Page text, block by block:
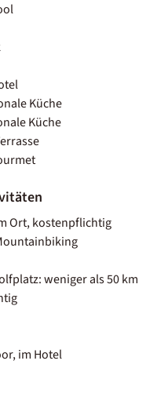
Küche
Küche
Ort, kostenpflichtig
weniger als 50 km
im Hotel